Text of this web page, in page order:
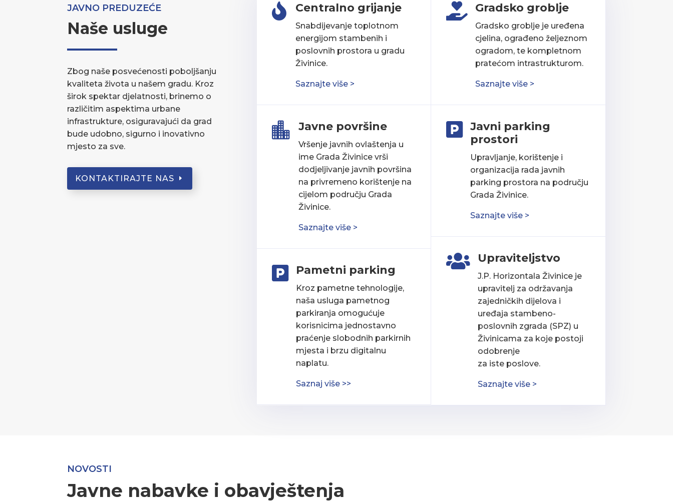
JAVNO PREDUZEĆE
Naše usluge
Zbog naše posvećenosti poboljšanju
kvaliteta života u našem gradu. Kroz
širok spektar djelatnosti, brinemo o
različitim aspektima urbane
infrastrukture, osiguravajući da grad
bude udobno, sigurno i inovativno
mjesto za sve.
KONTAKTIRAJTE NAS
 Centralno grijanje
Snabdijevanje toplotnom
energijom stambenih i
poslovnih prostora u gradu
Živinice.
Saznajte više >
 Javne površine
Vršenje javnih ovlaštenja u
ime Grada Živinice vrši
dodjeljivanje javnih površina
na privremeno korištenje na
cijelom području Grada
Živinice.
Saznajte više >
 Pametni parking
Kroz pametne tehnologije,
naša usluga pametnog
parkiranja omogućuje
korisnicima jednostavno
praćenje slobodnih parkirnih
mjesta i brzu digitalnu
naplatu.
Saznaj više >>
 Gradsko groblje
Gradsko groblje je uređena
cjelina, ograđeno željeznom
ogradom, te kompletnom
pratećom intrastrukturom.
Saznajte više >

Javni parking
prostori
Upravljanje, korištenje i
organizacija rada javnih
parking prostora na području
Grada Živinice.
Saznajte više >
 Upraviteljstvo
J.P. Horizontala Živinice je
upravitelj za održavanja
zajedničkih dijelova i
uređaja stambeno-
poslovnih zgrada (SPZ) u
Živinicama za koje postoji
odobrenje
za iste poslove.
Saznajte više >
NOVOSTI
Javne nabavke i obavještenja